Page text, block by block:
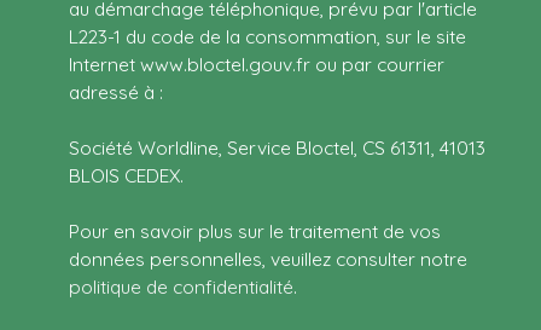
au démarchage téléphonique, prévu par l'article
L223-1 du code de la consommation, sur le site
Internet www.bloctel.gouv.fr ou par courrier
adressé à :
Société Worldline, Service Bloctel, CS 61311, 41013
BLOIS CEDEX.
Pour en savoir plus sur le traitement de vos
données personnelles, veuillez consulter notre
politique de confidentialité.